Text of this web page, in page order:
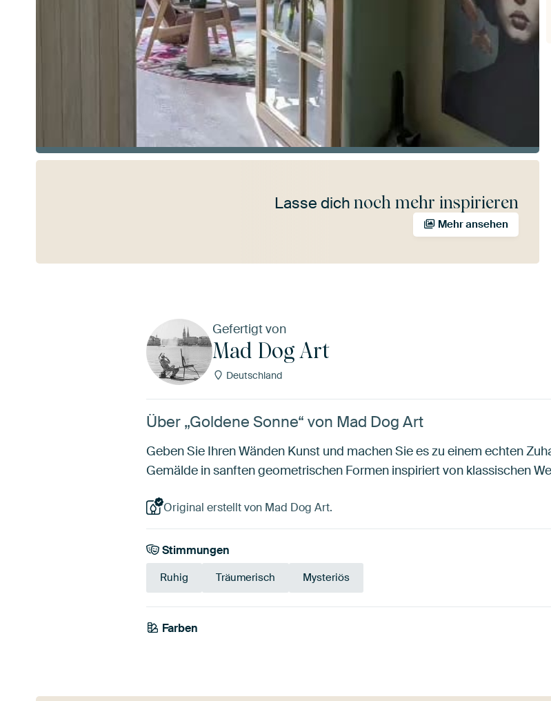
Lasse dich noch mehr inspirieren
Mehr ansehen
Gefertigt von
Mad Dog Art
Deutschland
Über „Goldene Sonne“ von Mad Dog Art
Geben Sie Ihren Wänden Kunst und machen Sie es zu einem echten
Gemälde in sanften geometrischen Formen inspiriert von klassischen
Original erstellt von Mad Dog Art.
Stimmungen
Ruhig Träumerisch Mysteriös
Farben
Beige